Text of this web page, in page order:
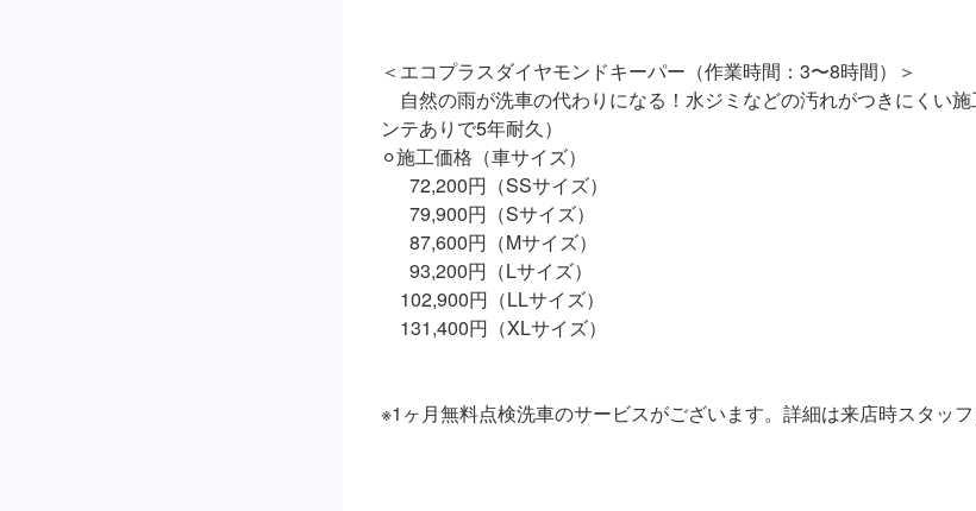
＜エコプラスダイヤモンドキーパー（作業時間：3〜8時間）＞
自然の雨が洗車の代わりになる！水ジミなどの汚れがつきにくい
ンテありで5年耐久）
⚪︎施工価格（車サイズ）
72,200円（SSサイズ）
79,900円（Sサイズ）
87,600円（Mサイズ）
93,200円（Lサイズ）
102,900円（LLサイズ）
131,400円（XLサイズ）
※1ヶ月無料点検洗車のサービスがございます。詳細は来店時スタッフ